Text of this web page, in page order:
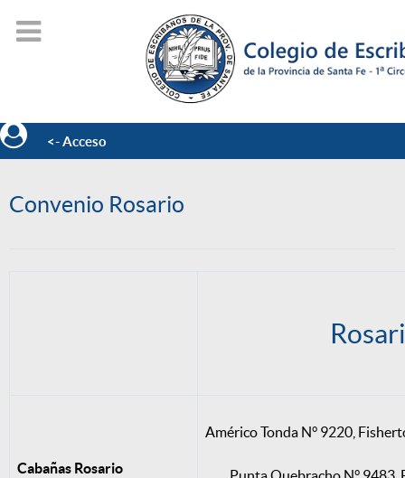
<- Acceso
Convenio Rosario
Cabañas Rosario
Américo Tonda N° 9220,